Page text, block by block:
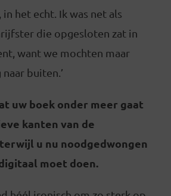
het echt. Ik was net als
die opgesloten zat in
want we mochten maar
buiten.’
uw boek onder meer gaat
kanten van de
u nu noodgedwongen
moet doen.